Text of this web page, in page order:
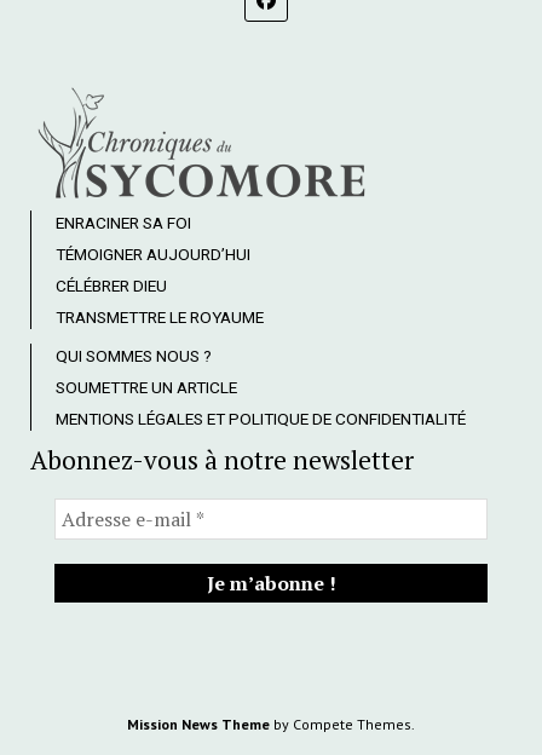
ENRACINER SA FOI
TÉMOIGNER AUJOURD’HUI
CÉLÉBRER DIEU
TRANSMETTRE LE ROYAUME
QUI SOMMES NOUS ?
SOUMETTRE UN ARTICLE
MENTIONS LÉGALES ET POLITIQUE DE CONFIDENTIALITÉ
Abonnez-vous à notre newsletter
Mission News Theme by Compete Themes.